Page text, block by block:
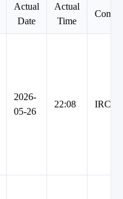
Actual
Date
Actual
Time
2026-
05-26
22:08 IRCTC